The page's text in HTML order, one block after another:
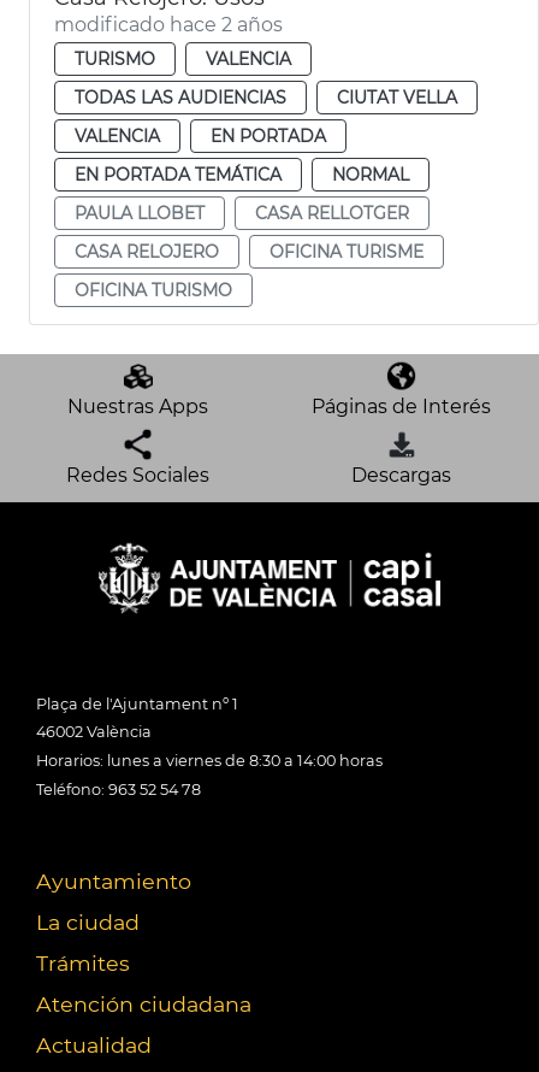
modificado hace 2 años
TURISMO
VALENCIA
TODAS LAS AUDIENCIAS
CIUTAT VELLA
VALENCIA
EN PORTADA
EN PORTADA TEMÁTICA
NORMAL
PAULA LLOBET
CASA RELLOTGER
CASA RELOJERO
OFICINA TURISME
OFICINA TURISMO
Nuestras Apps Páginas de Interés
Redes Sociales Descargas
Plaça de l'Ajuntament nº 1
46002 València
Horarios: lunes a viernes de 8:30 a 14:00 horas
Teléfono: 963 52 54 78
Ayuntamiento
La ciudad
Trámites
Atención ciudadana
Actualidad